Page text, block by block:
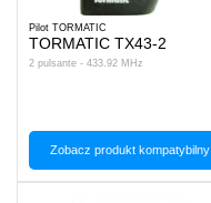
Pilot TORMATIC
TORMATIC TX43-2
2 pulsante - 433.92 MHz
Zobacz produkt kompatybilny